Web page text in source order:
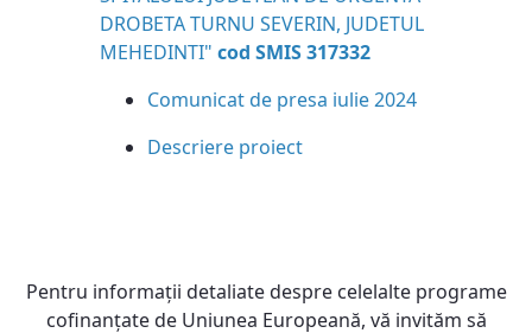
DROBETA TURNU SEVERIN, JUDETUL
MEHEDINTI" cod SMIS 317332
Comunicat de presa iulie 2024
Descriere proiect
Pentru informaţii detaliate despre celelalte programe
cofinanţate de Uniunea Europeană, vă invităm să